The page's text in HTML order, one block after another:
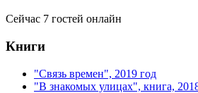
Сейчас 7 гостей онлайн
Книги
"Связь времен", 2019 год
"В знакомых улицах", книга,